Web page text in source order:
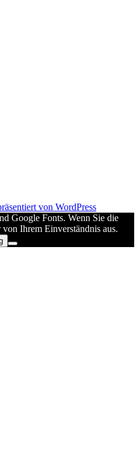
von WordPress
Google Fonts. Wenn Sie die
Ihrem Einverständnis aus.